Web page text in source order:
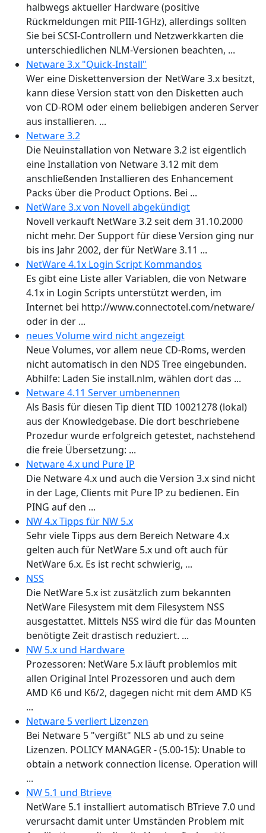
halbwegs aktueller Hardware (positive
Rückmeldungen mit PIII-1GHz), allerdings sollten
Sie bei SCSI-Controllern und Netzwerkkarten die
unterschiedlichen NLM-Versionen beachten, ...
Netware 3.x "Quick-Install"
Wer eine Diskettenversion der NetWare 3.x besitzt,
kann diese Version statt von den Disketten auch
von CD-ROM oder einem beliebigen anderen Server
aus installieren. ...
Netware 3.2
Die Neuinstallation von Netware 3.2 ist eigentlich
eine Installation von Netware 3.12 mit dem
anschließenden Installieren des Enhancement
Packs über die Product Options. Bei ...
NetWare 3.x von Novell abgekündigt
Novell verkauft NetWare 3.2 seit dem 31.10.2000
nicht mehr. Der Support für diese Version ging nur
bis ins Jahr 2002, der für NetWare 3.11 ...
NetWare 4.1x Login Script Kommandos
Es gibt eine Liste aller Variablen, die von Netware
4.1x in Login Scripts unterstützt werden, im
Internet bei http://www.connectotel.com/netware/
oder in der ...
neues Volume wird nicht angezeigt
Neue Volumes, vor allem neue CD-Roms, werden
nicht automatisch in den NDS Tree eingebunden.
Abhilfe: Laden Sie install.nlm, wählen dort das ...
Netware 4.11 Server umbenennen
Als Basis für diesen Tip dient TID 10021278 (lokal)
aus der Knowledgebase. Die dort beschriebene
Prozedur wurde erfolgreich getestet, nachstehend
die freie Übersetzung: ...
Netware 4.x und Pure IP
Die Netware 4.x und auch die Version 3.x sind nicht
in der Lage, Clients mit Pure IP zu bedienen. Ein
PING auf den ...
NW 4.x Tipps für NW 5.x
Sehr viele Tipps aus dem Bereich Netware 4.x
gelten auch für NetWare 5.x und oft auch für
NetWare 6.x. Es ist recht schwierig, ...
NSS
Die NetWare 5.x ist zusätzlich zum bekannten
NetWare Filesystem mit dem Filesystem NSS
ausgestattet. Mittels NSS wird die für das Mounten
benötigte Zeit drastisch reduziert. ...
NW 5.x und Hardware
Prozessoren: NetWare 5.x läuft problemlos mit
allen Original Intel Prozessoren und auch dem
AMD K6 und K6/2, dagegen nicht mit dem AMD K5
...
Netware 5 verliert Lizenzen
Bei Netware 5 "vergißt" NLS ab und zu seine
Lizenzen. POLICY MANAGER - (5.00-15): Unable to
obtain a network connection license. Operation will
...
NW 5.1 und Btrieve
NetWare 5.1 installiert automatisch BTrieve 7.0 und
verursacht damit unter Umständen Problem mit